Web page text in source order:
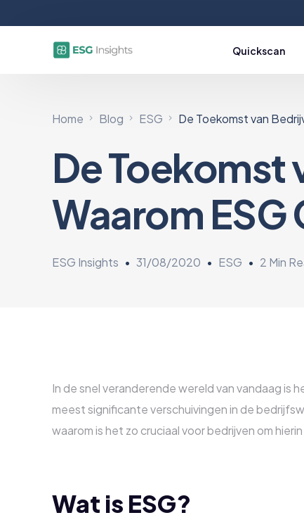
Quickscan
E1:
E2:
E3:
E4:
E5:
Home Blog ESG De Toekomst van
De Toekomst
Waarom ESG
ESG Insights 31/08/2020 ESG 2 Min
In de snel veranderende wereld van vandaag is
meest significante verschuivingen in de
waarom is het zo cruciaal voor bedrijven om
Wat is ESG?